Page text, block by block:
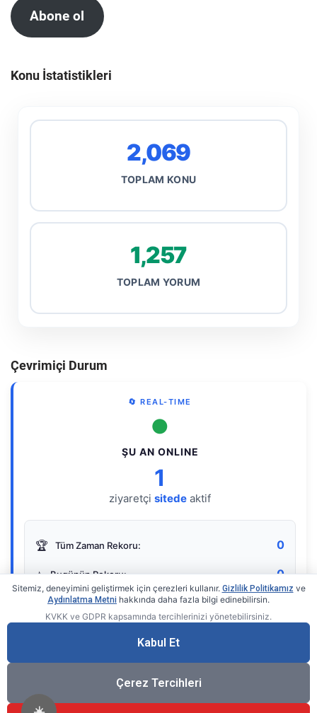
Abone ol
Konu İstatistikleri
2,069
TOPLAM KONU
1,257
TOPLAM YORUM
Çevrimiçi Durum
🔄 REAL-TIME
●
ŞU AN ONLINE
1
ziyaretçi sitede aktif
🏆 Tüm Zaman Rekoru: 0
⭐ Bugünün Rekoru: 0
Gerçek zamanlı sayaç
Sitemiz, deneyimini geliştirmek için çerezleri kullanır. Gizlilik Politikamız ve
Aydınlatma Metni hakkında daha fazla bilgi edinebilirsin.
KVKK ve GDPR kapsamında tercihlerinizi yönetebilirsiniz.
Kabul Et
Çerez Tercihleri